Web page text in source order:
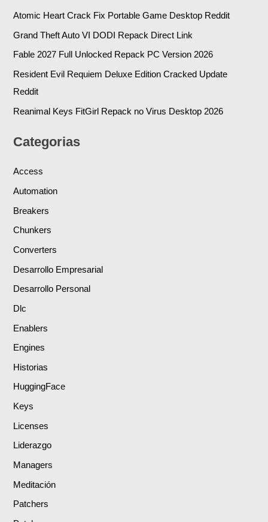
Atomic Heart Crack Fix Portable Game Desktop Reddit
Grand Theft Auto VI DODI Repack Direct Link
Fable 2027 Full Unlocked Repack PC Version 2026
Resident Evil Requiem Deluxe Edition Cracked Update
Reddit
Reanimal Keys FitGirl Repack no Virus Desktop 2026
Categorias
Access
Automation
Breakers
Chunkers
Converters
Desarrollo Empresarial
Desarrollo Personal
Dlc
Enablers
Engines
Historias
HuggingFace
Keys
Licenses
Liderazgo
Managers
Meditación
Patchers